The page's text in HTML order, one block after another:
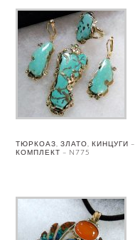
ТЮРКОАЗ, ЗЛАТО, КИНЦУГИ –
КОМПЛЕКТ – N775